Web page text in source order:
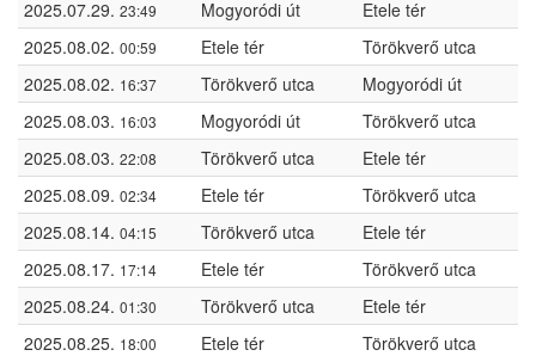
2025.07.29. 23:49 Mogyoródi út
Etele tér
2025.08.02. 00:59 Etele tér
Törökverő utca
2025.08.02. 16:37 Törökverő utca
Mogyoródi út
2025.08.03. 16:03 Mogyoródi út
Törökverő utca
2025.08.03. 22:08 Törökverő utca
Etele tér
2025.08.09. 02:34 Etele tér
Törökverő utca
2025.08.14. 04:15 Törökverő utca
Etele tér
2025.08.17. 17:14 Etele tér
Törökverő utca
2025.08.24. 01:30 Törökverő utca
Etele tér
2025.08.25. 18:00 Etele tér
Törökverő utca